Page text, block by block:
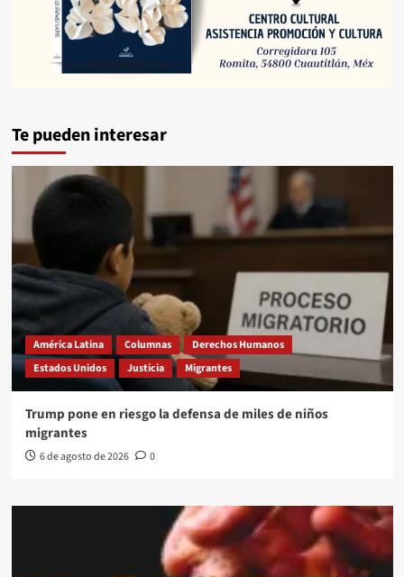
Te pueden interesar
América Latina Columnas
Derechos Humanos
Estados Unidos
Justicia Migrantes
Trump pone en riesgo la defensa de miles de niños
migrantes
6 de agosto de 2026 0